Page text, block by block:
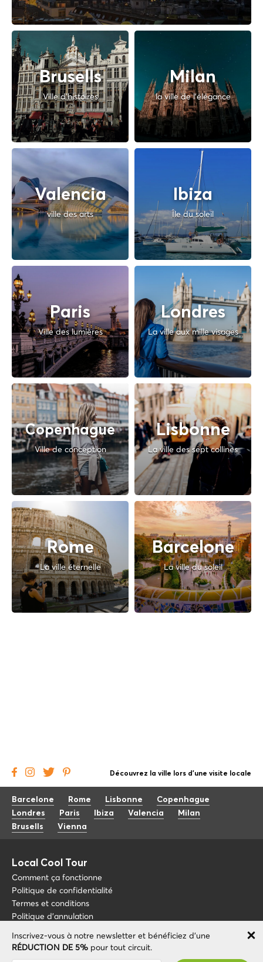
Brusells
Ville d'histoires
Milan
la ville de l'élégance
Valencia
ville des arts
Ibiza
Île du soleil
Paris
Ville des lumières
Londres
La ville aux mille visages
Copenhague
Ville de conception
Lisbonne
La ville des sept collines
Rome
La ville éternelle
Barcelone
La ville du soleil
Inscrivez-vous à notre newsletter et bénéficiez d'une
RÉDUCTION DE 5% pour tout circuit.
Vous avez été abonné avec succès ! Vous
Découvrez la ville lors d'une visite locale
Barcelone Rome Lisbonne
Copenhague
Londres
Paris Ibiza Valencia
Milan
Brusells
Vienna
Local Cool Tour
Comment ça fonctionne
Politique de confidentialité
Termes et conditions
Politique d'annulation
Blog
À propos de nous
+34 675 176 220